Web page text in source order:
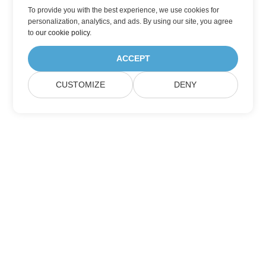
To provide you with the best experience, we use cookies for
personalization, analytics, and ads. By using our site, you agree
toour cookie policy.
ACCEPT
CUSTOMIZE DENY